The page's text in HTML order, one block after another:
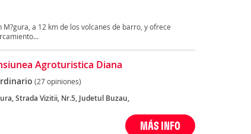
a 12 km de los volcanes de barro, y ofrece
Agroturistica Diana
(27 opiniones)
Strada Vizitii, Nr.5, Judetul Buzau,
MÁS INFO